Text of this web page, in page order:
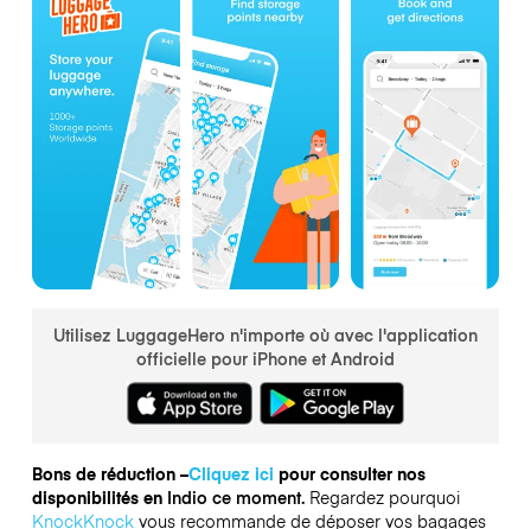
Utilisez LuggageHero n'importe où avec l'application
officielle pour iPhone et Android
Bons de réduction –Cliquez ici pour consulter nos
disponibilités en Indio ce moment. Regardez pourquoi
KnockKnockvous recommande de déposer vos bagages